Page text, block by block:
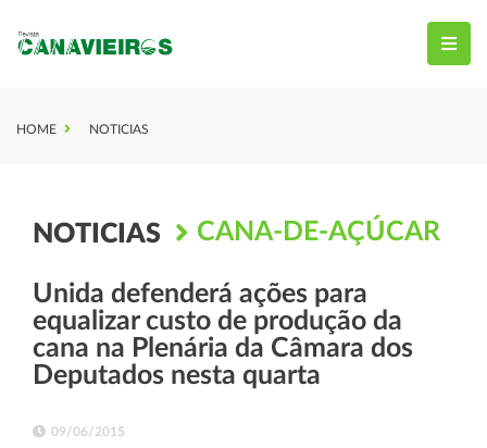
HOME NOTICIAS
NOTICIAS CANA-DE-AÇÚCAR
Unida defenderá ações para
equalizar custo de produção da
cana na Plenária da Câmara dos
Deputados nesta quarta
09/06/2015